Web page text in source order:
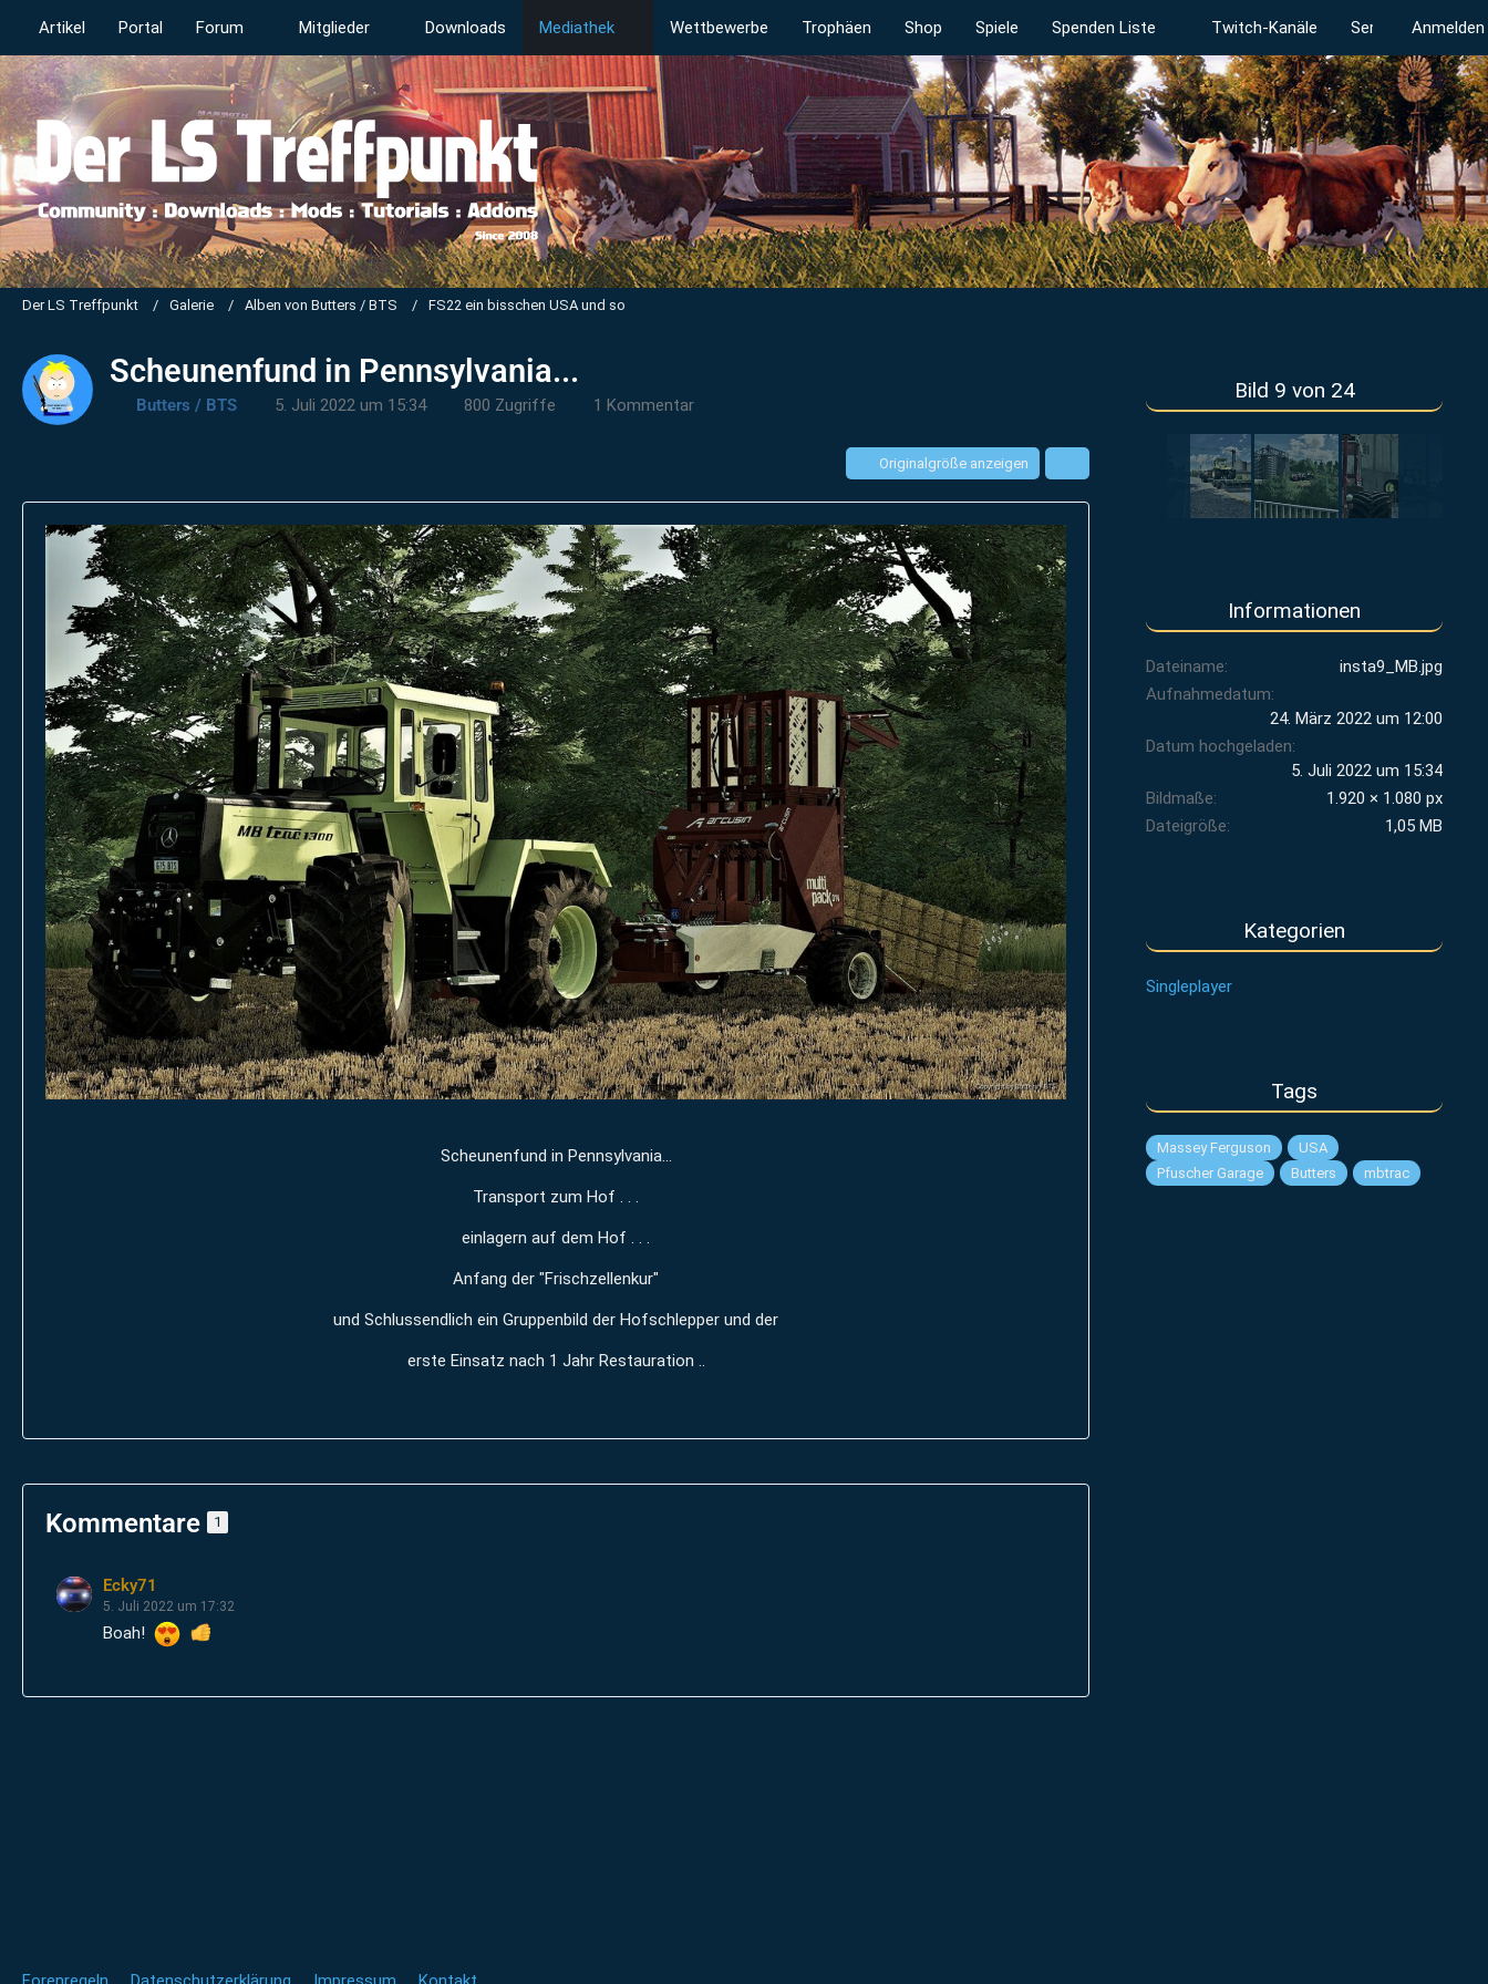
Artikel Portal Forum Mitglieder Downloads Mediathek Wettbewerbe Trophäen Shop Spiele Spenden Liste Twitch-Kanäle ServerstatusAnmelden
Der LS Treffpunkt Galerie Alben von Butters / BTS FS22 ein bisschen USA und so
Scheunenfund in Pennsylvania...
Butters / BTS 5. Juli 2022 um 15:34 800 Zugriffe 1 Kommentar
Originalgröße anzeigen
Scheunenfund in Pennsylvania...
Transport zum Hof . . .
einlagern auf dem Hof . . .
Anfang der "Frischzellenkur"
und Schlussendlich ein Gruppenbild der Hofschlepper und der
erste Einsatz nach 1 Jahr Restauration ..
Kommentare 1
Ecky71
5. Juli 2022 um 17:32
Boah!
Bild 9 von 24
Informationen
Dateiname
insta9_MB.jpg
Aufnahmedatum
24. März 2022 um 12:00
Datum hochgeladen
5. Juli 2022 um 15:34
Bildmaße
1.920 × 1.080 px
Dateigröße
1,05 MB
Kategorien
Singleplayer
Tags
Massey Ferguson
USA
Pfuscher Garage
Butters mbtrac